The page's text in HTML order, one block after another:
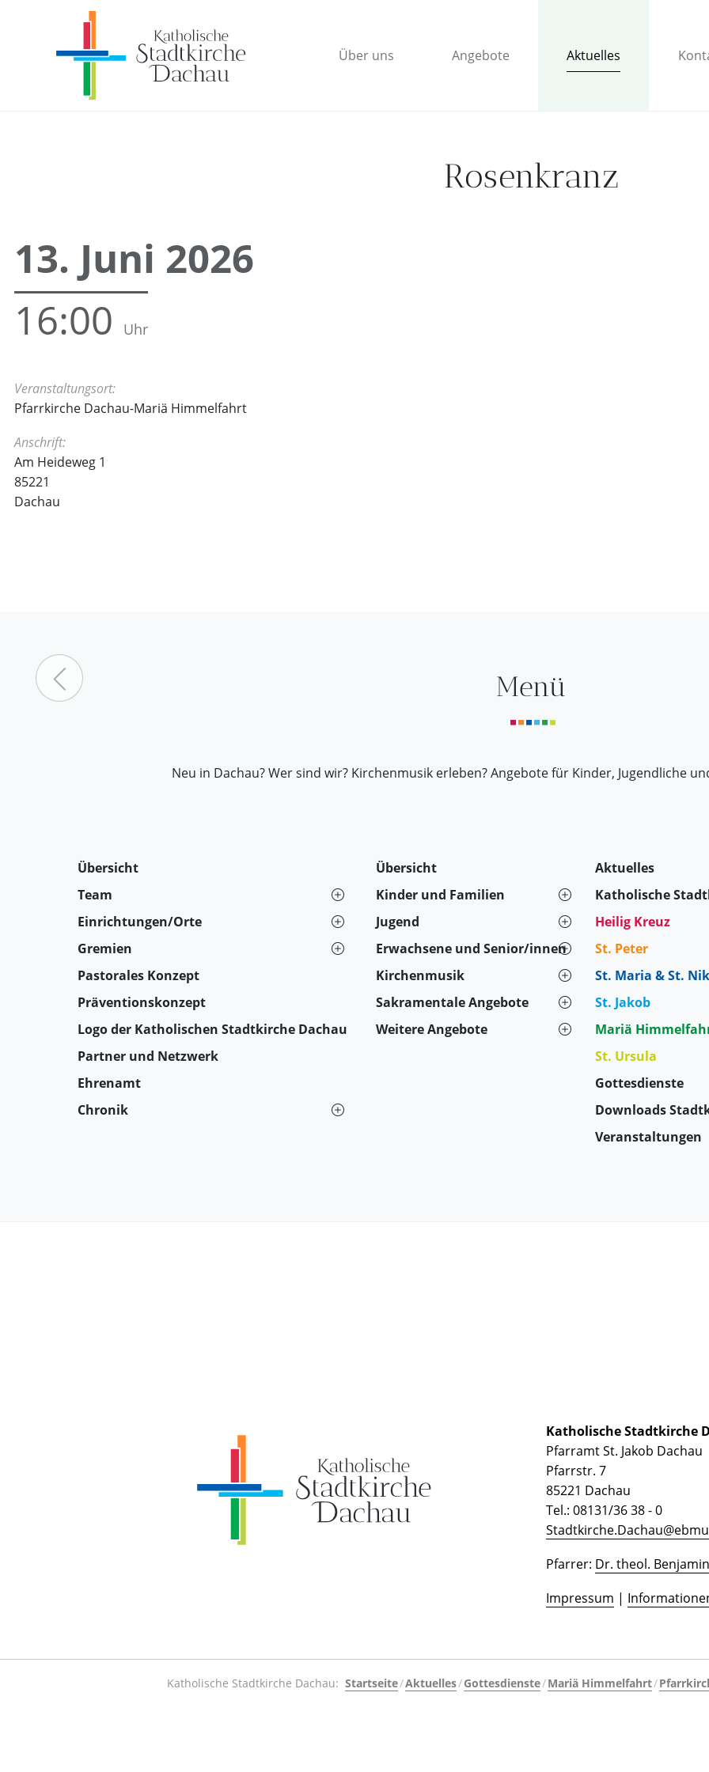
Über uns Angebote Aktuelles
Rosenkranz
13. Juni 2026
16:00
Veranstaltungsort:
Pfarrkirche Dachau-Mariä Himmelfahrt
Anschrift:
Am Heideweg 1
85221
Dachau
Vorheriger Beitrag: Rosenkranz Menü
Neu in Dachau? Wer sind wir? Kirchenmusik erleben? Angebote für Kinder, Jugendliche
Übersicht
Team
Einrichtungen/Orte
Gremien
Pastorales Konzept
Präventionskonzept
Logo der Katholischen Stadtkirche Dachau
Partner und Netzwerk
Ehrenamt
Chronik
Übersicht
Kinder und Familien
Jugend
Erwachsene und Senior/innen
Kirchenmusik
Sakramentale Angebote
Weitere Angebote
Aktuelles
Katholische
Heilig Kreuz
St. Peter
St. Maria & St.
St. Jakob
Mariä
St. Ursula
Gottesdienste
Downloads
Veranstaltungen
Katholische Stadtkirche
Pfarramt St. Jakob Dachau
Pfarrstr. 7
85221 Dachau
Tel.: 08131/36 38 - 0
Pfarrer: Dr. theol.
Impressum |
Katholische Stadtkirche Dachau: Startseite Aktuelles Gottesdienste Mariä Himmelfahrt